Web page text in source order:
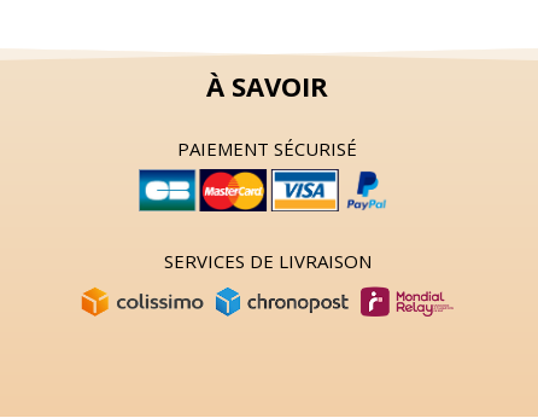
À SAVOIR
PAIEMENT SÉCURISÉ
SERVICES DE LIVRAISON